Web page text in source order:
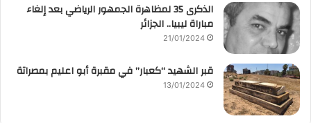
الذكرى 35 لمظاهرة الجمهور الرياضي بعد إلغاء
مباراة ليبيا.. الجزائر
21/01/2024
قبر الشهيد “كعبار” في مقبرة أبو اعليم بمصراتة
13/01/2024